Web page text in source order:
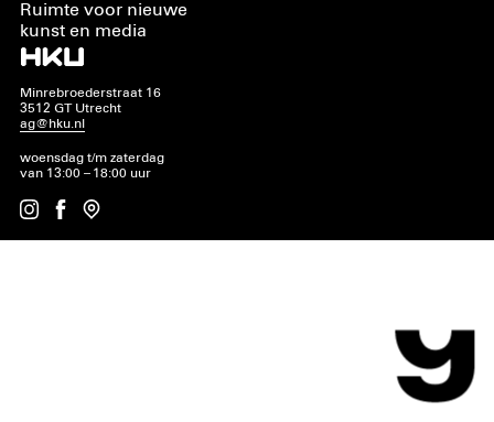
Ruimte voor nieuwe
kunst en media
Minrebroederstraat 16
3512 GT Utrecht
ag@hku.nl
woensdag t/m zaterdag
van 13:00 – 18:00 uur